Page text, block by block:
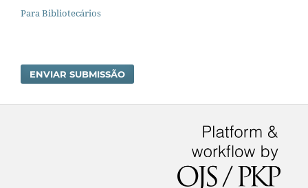
Para Bibliotecários
ENVIAR SUBMISSÃO